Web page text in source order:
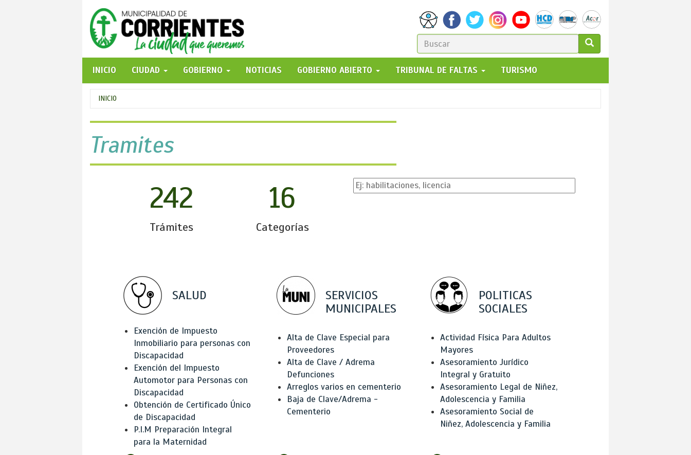
FORMULARIO
DE
BÚSQUEDA
GO!
INICIO
CIUDAD GOBIERNO NOTICIAS GOBIERNO ABIERTO TRIBUNAL DE FALTAS TURISMO
Se
encuentra
usted
aquí
INICIO
Tramites
242
Trámites
16
Categorías
SALUD
Exención de Impuesto
Inmobiliario para personas con
Discapacidad
Exención del Impuesto
Automotor para Personas con
Discapacidad
Obtención de Certificado Único
de Discapacidad
P.I.M Preparación Integral
para la Maternidad
SERVICIOS
MUNICIPALES
Alta de Clave Especial para
Proveedores
Alta de Clave / Adrema
Defunciones
Arreglos varios en cementerio
Baja de Clave/Adrema -
Cementerio
POLITICAS
SOCIALES
Actividad Física Para Adultos
Mayores
Asesoramiento Jurídico
Integral y Gratuito
Asesoramiento Legal de Niñez,
Adolescencia y Familia
Asesoramiento Social de
Niñez, Adolescencia y Familia